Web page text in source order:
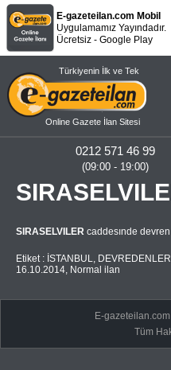
E-gazeteilan.com Mobil
Uygulamamız Yayındadır.
Ücretsiz - Google Play
Türkiyenin İlk ve Tek
Online Gazete İlan Sitesi
0212 571 46 99
(09:00 - 19:00)
SIRASELVILER caddesınde
Etiket : İSTANBUL, DEVREDENLER
16.10.2014, Normal ilan
E-
Tüm